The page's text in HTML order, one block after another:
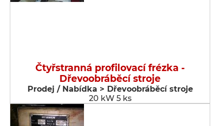
Čtyřstranná profilovací frézka -
Dřevoobráběcí stroje
Prodej / Nabídka > Dřevoobráběcí stroje
20 kW 5 ks